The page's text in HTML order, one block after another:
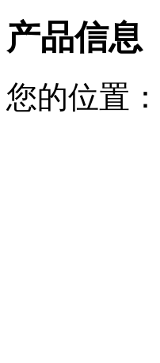
产品信息
您的位置：